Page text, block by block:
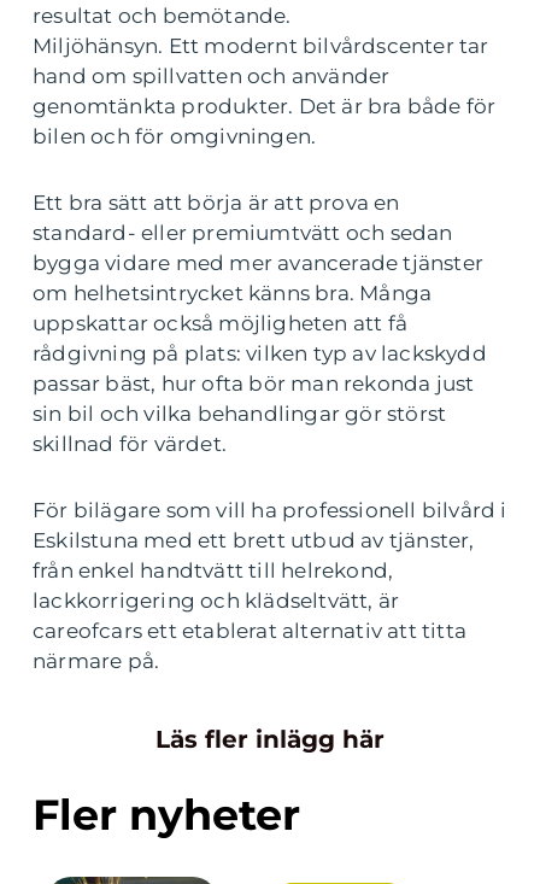
resultat och bemötande.
Miljöhänsyn. Ett modernt bilvårdscenter tar
hand om spillvatten och använder
genomtänkta produkter. Det är bra både för
bilen och för omgivningen.
Ett bra sätt att börja är att prova en
standard- eller premiumtvätt och sedan
bygga vidare med mer avancerade tjänster
om helhetsintrycket känns bra. Många
uppskattar också möjligheten att få
rådgivning på plats: vilken typ av lackskydd
passar bäst, hur ofta bör man rekonda just
sin bil och vilka behandlingar gör störst
skillnad för värdet.
För bilägare som vill ha professionell bilvård i
Eskilstuna med ett brett utbud av tjänster,
från enkel handtvätt till helrekond,
lackkorrigering och klädseltvätt, är
careofcars ett etablerat alternativ att titta
närmare på.
Läs fler inlägg här
Fler nyheter